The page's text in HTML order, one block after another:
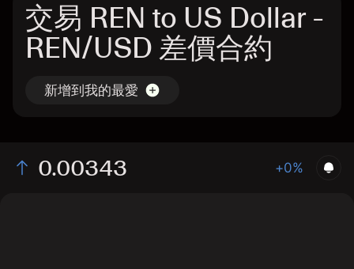
交易 REN to US Dollar -
REN/USD 差價合約
新增到我的最愛
0.00343 +0%